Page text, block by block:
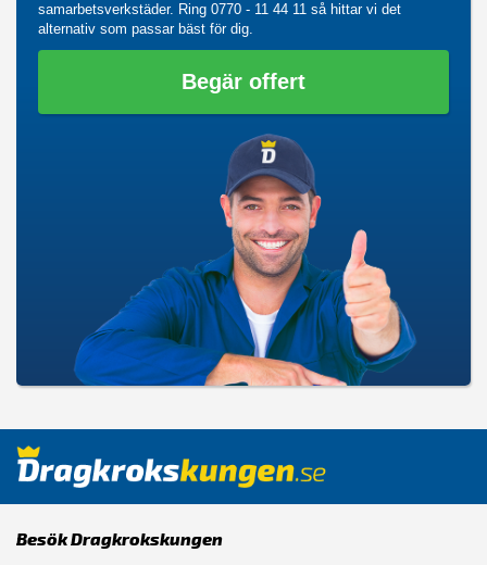
samarbetsverkstäder. Ring 0770 - 11 44 11 så hittar vi det
alternativ som passar bäst för dig.
Begär offert
Besök Dragkrokskungen